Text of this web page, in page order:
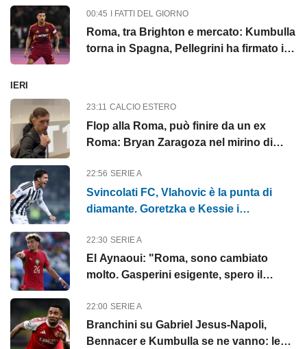
00:45 I FATTI DEL GIORNO
Roma, tra Brighton e mercato: Kumbulla
torna in Spagna, Pellegrini ha firmato il
IERI
23:11 CALCIO ESTERO
Flop alla Roma, può finire da un ex
Roma: Bryan Zaragoza nel mirino di
22:56 SERIE A
Svincolati FC, Vlahovic è la punta di
diamante. Goretzka e Kessie i
22:30 SERIE A
El Aynaoui: "Roma, sono cambiato
molto. Gasperini esigente, spero il
22:00 SERIE A
Branchini su Gabriel Jesus-Napoli,
Bennacer e Kumbulla se ne vanno: le